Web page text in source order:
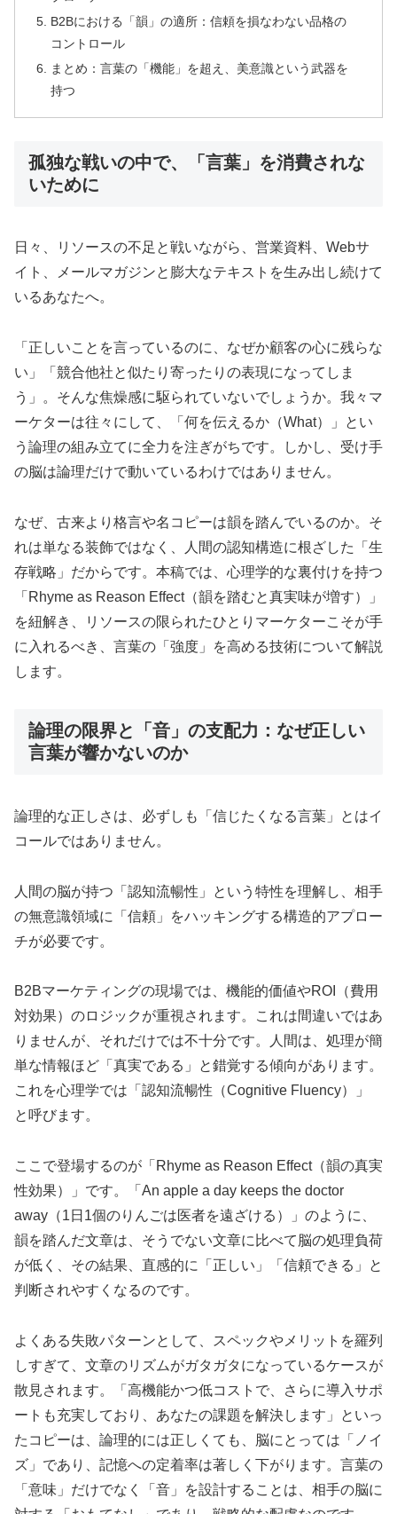
B2Bにおける「韻」の適所：信頼を損なわない品格の
コントロール
まとめ：言葉の「機能」を超え、美意識という武器を
持つ
孤独な戦いの中で、「言葉」を消費されな
いために
日々、リソースの不足と戦いながら、営業資料、Webサ
イト、メールマガジンと膨大なテキストを生み出し続けて
いるあなたへ。
「正しいことを言っているのに、なぜか顧客の心に残らな
い」「競合他社と似たり寄ったりの表現になってしま
う」。そんな焦燥感に駆られていないでしょうか。我々マ
ーケターは往々にして、「何を伝えるか（What）」とい
う論理の組み立てに全力を注ぎがちです。しかし、受け手
の脳は論理だけで動いているわけではありません。
なぜ、古来より格言や名コピーは韻を踏んでいるのか。そ
れは単なる装飾ではなく、人間の認知構造に根ざした「生
存戦略」だからです。本稿では、心理学的な裏付けを持つ
「Rhyme as Reason Effect（韻を踏むと真実味が増す）」
を紐解き、リソースの限られたひとりマーケターこそが手
に入れるべき、言葉の「強度」を高める技術について解説
します。
論理の限界と「音」の支配力：なぜ正しい
言葉が響かないのか
論理的な正しさは、必ずしも「信じたくなる言葉」とはイ
コールではありません。
人間の脳が持つ「認知流暢性」という特性を理解し、相手
の無意識領域に「信頼」をハッキングする構造的アプロー
チが必要です。
B2Bマーケティングの現場では、機能的価値やROI（費用
対効果）のロジックが重視されます。これは間違いではあ
りませんが、それだけでは不十分です。人間は、処理が簡
単な情報ほど「真実である」と錯覚する傾向があります。
これを心理学では「認知流暢性（Cognitive Fluency）」
と呼びます。
ここで登場するのが「Rhyme as Reason Effect（韻の真実
性効果）」です。「An apple a day keeps the doctor
away（1日1個のりんごは医者を遠ざける）」のように、
韻を踏んだ文章は、そうでない文章に比べて脳の処理負荷
が低く、その結果、直感的に「正しい」「信頼できる」と
判断されやすくなるのです。
よくある失敗パターンとして、スペックやメリットを羅列
しすぎて、文章のリズムがガタガタになっているケースが
散見されます。「高機能かつ低コストで、さらに導入サポ
ートも充実しており、あなたの課題を解決します」といっ
たコピーは、論理的には正しくても、脳にとっては「ノイ
ズ」であり、記憶への定着率は著しく下がります。言葉の
「意味」だけでなく「音」を設計することは、相手の脳に